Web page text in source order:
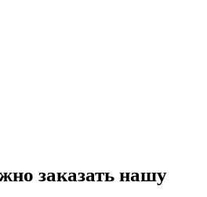
заказать нашу